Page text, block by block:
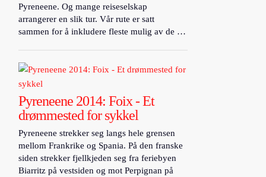
Pyreneene. Og mange reiseselskap
arrangerer en slik tur. Vår rute er satt
sammen for å inkludere fleste mulig av de …
Pyreneene 2014: Foix - Et
drømmested for sykkel
Pyreneene strekker seg langs hele grensen
mellom Frankrike og Spania. På den franske
siden strekker fjellkjeden seg fra feriebyen
Biarritz på vestsiden og mot Perpignan på